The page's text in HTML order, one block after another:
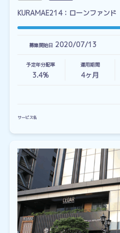
KURAMAE214：ローンファンド
募集開始日 2020/07/13
予定年分配率
3.4%
運用期間
4ヶ月
サービス名